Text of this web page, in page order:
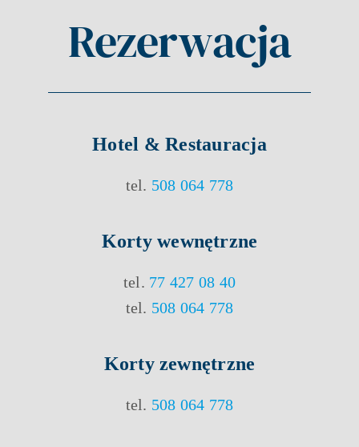
Rezerwacja
Hotel & Restauracja
tel. 508 064 778
Kortywewnętrzne
tel. 77 427 08 40
tel. 508 064 778
Korty zewnętrzne
tel. 508 064 778